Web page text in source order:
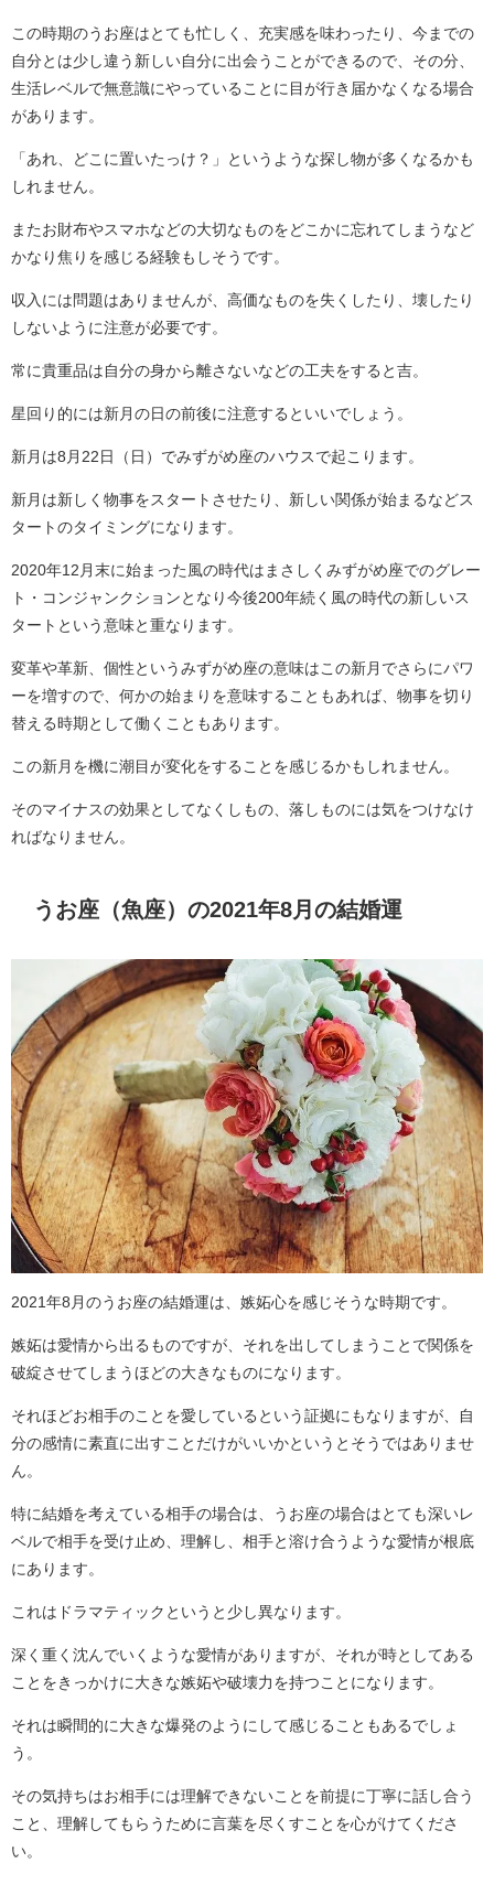
この時期のうお座はとても忙しく、充実感を味わったり、今までの
自分とは少し違う新しい自分に出会うことができるので、その分、
生活レベルで無意識にやっていることに目が行き届かなくなる場合
があります。
「あれ、どこに置いたっけ？」というような探し物が多くなるかも
しれません。
またお財布やスマホなどの大切なものをどこかに忘れてしまうなど
かなり焦りを感じる経験もしそうです。
収入には問題はありませんが、高価なものを失くしたり、壊したり
しないように注意が必要です。
常に貴重品は自分の身から離さないなどの工夫をすると吉。
星回り的には新月の日の前後に注意するといいでしょう。
新月は8月22日（日）でみずがめ座のハウスで起こります。
新月は新しく物事をスタートさせたり、新しい関係が始まるなどス
タートのタイミングになります。
2020年12月末に始まった風の時代はまさしくみずがめ座でのグレー
ト・コンジャンクションとなり今後200年続く風の時代の新しいス
タートという意味と重なります。
変革や革新、個性というみずがめ座の意味はこの新月でさらにパワ
ーを増すので、何かの始まりを意味することもあれば、物事を切り
替える時期として働くこともあります。
この新月を機に潮目が変化をすることを感じるかもしれません。
そのマイナスの効果としてなくしもの、落しものには気をつけなけ
ればなりません。
うお座（魚座）の2021年8月の結婚運
2021年8月のうお座の結婚運は、嫉妬心を感じそうな時期です。
嫉妬は愛情から出るものですが、それを出してしまうことで関係を
破綻させてしまうほどの大きなものになります。
それほどお相手のことを愛しているという証拠にもなりますが、自
分の感情に素直に出すことだけがいいかというとそうではありませ
ん。
特に結婚を考えている相手の場合は、うお座の場合はとても深いレ
ベルで相手を受け止め、理解し、相手と溶け合うような愛情が根底
にあります。
これはドラマティックというと少し異なります。
深く重く沈んでいくような愛情がありますが、それが時としてある
ことをきっかけに大きな嫉妬や破壊力を持つことになります。
それは瞬間的に大きな爆発のようにして感じることもあるでしょ
う。
その気持ちはお相手には理解できないことを前提に丁寧に話し合う
こと、理解してもらうために言葉を尽くすことを心がけてくださ
い。